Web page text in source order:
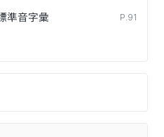
準音字彙 P.91